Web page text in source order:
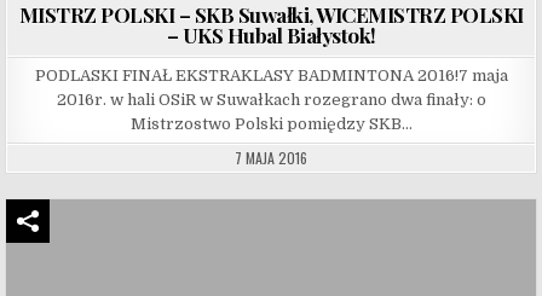
MISTRZ POLSKI – SKB Suwałki, WICEMISTRZ POLSKI
– UKS Hubal Białystok!
PODLASKI FINAŁ EKSTRAKLASY BADMINTONA 2016!7 maja
2016r. w hali OSiR w Suwałkach rozegrano dwa finały: o
Mistrzostwo Polski pomiędzy SKB…
7 MAJA 2016